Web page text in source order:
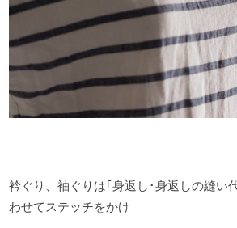
衿ぐり、袖ぐりは｢身返し･身返しの縫い
わせてステッチをかけ